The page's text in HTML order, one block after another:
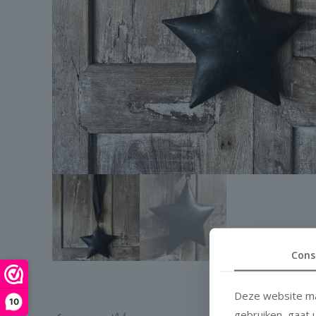
10
Deze website